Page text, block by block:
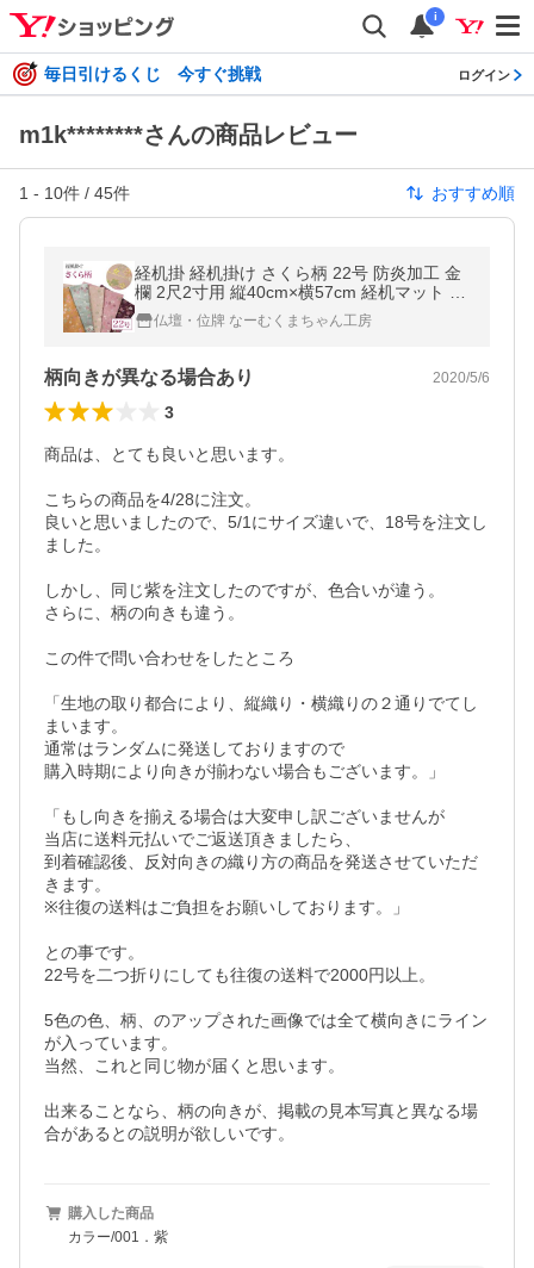
i
毎日引けるくじ 今すぐ挑戦 ログイン
m1k********さんの商品レビュー
1 - 10件 / 45件 おすすめ順
経机掛 経机掛け さくら柄 22号 防炎加工 金
欄 2尺2寸用 縦40cm×横57cm 経机マット 経
机敷 経机 敷物 防炎タイプ
仏壇・位牌 なーむくまちゃん工房
柄向きが異なる場合あり 2020/5/6
3
商品は、とても良いと思います。
こちらの商品を4/28に注文。
良いと思いましたので、5/1にサイズ違いで、18号を注文し
ました。
しかし、同じ紫を注文したのですが、色合いが違う。
さらに、柄の向きも違う。
この件で問い合わせをしたところ
「生地の取り都合により、縦織り・横織りの２通りでてし
まいます。
通常はランダムに発送しておりますので
購入時期により向きが揃わない場合もございます。」
「もし向きを揃える場合は大変申し訳ございませんが
当店に送料元払いでご返送頂きましたら、
到着確認後、反対向きの織り方の商品を発送させていただ
きます。
※往復の送料はご負担をお願いしております。」
との事です。
22号を二つ折りにしても往復の送料で2000円以上。
5色の色、柄、のアップされた画像では全て横向きにライン
が入っています。
当然、これと同じ物が届くと思います。
出来ることなら、柄の向きが、掲載の見本写真と異なる場
合があるとの説明が欲しいです。
購入した商品
カラー/001．紫